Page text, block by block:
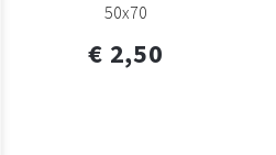
50x70
€ 2,50